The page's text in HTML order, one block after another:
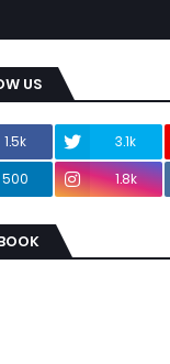
US
1.5k 3.1k
500
1.8k